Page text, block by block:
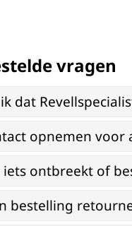
vragen
dat
opnemen voor
iets ontbreekt of
bestelling